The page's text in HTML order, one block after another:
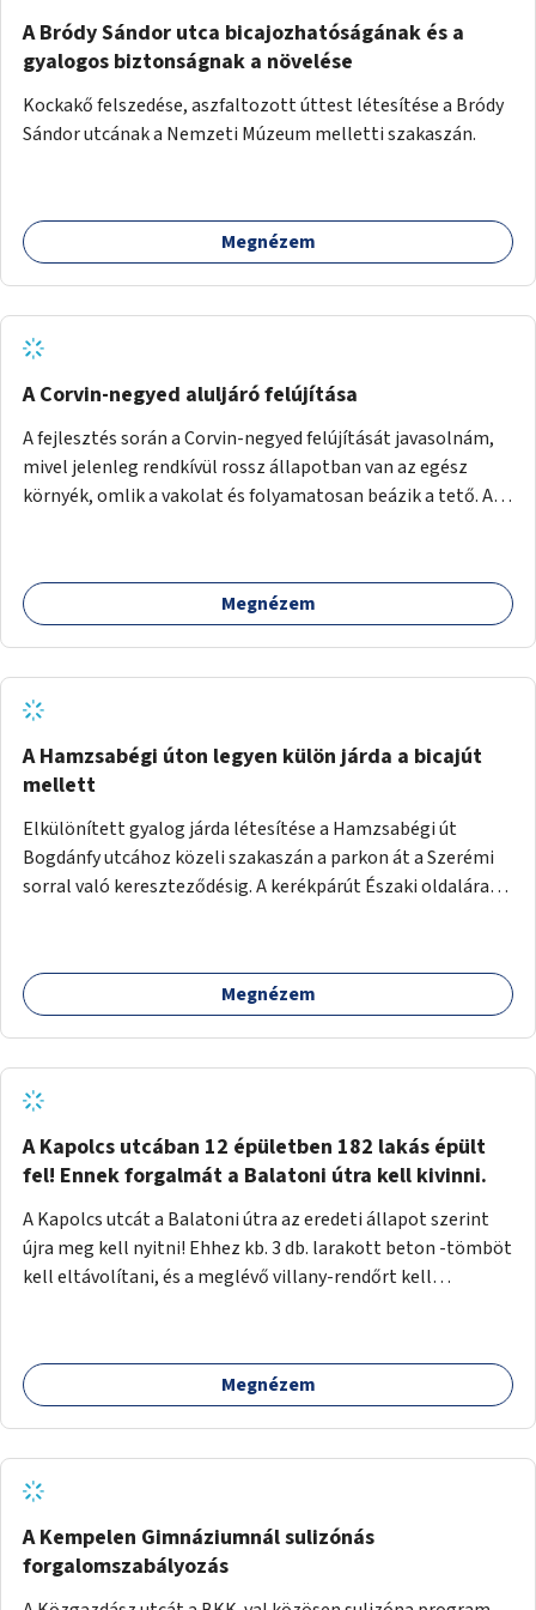
A Bródy Sándor utca bicajozhatóságának és a
gyalogos biztonságnak a növelése
Kockakő felszedése, aszfaltozott úttest létesítése a Bródy
Sándor utcának a Nemzeti Múzeum melletti szakaszán.
Megnézem
A Corvin-negyed aluljáró felújítása
A fejlesztés során a Corvin-negyed felújítását javasolnám,
mivel jelenleg rendkívül rossz állapotban van az egész
környék, omlik a vakolat és folyamatosan beázik a tető. A
WC-t, valamint térfigyelő kamerákat helyeznék el a
biztonságos környezet megteremtéséért.
Megnézem
A Hamzsabégi úton legyen külön járda a bicajút
mellett
Elkülönített gyalog járda létesítése a Hamzsabégi út
Bogdánfy utcához közeli szakaszán a parkon át a Szerémi
sorral való kereszteződésig. A kerékpárút Északi oldalára
(de szinTben nem, mert sötétben a kivilágítatlan
szakaszon könnyű lenne elesni a peremben). Még jobb
zötyögőssége elriassza a bringásokat a járdán
szálguldástól.
Megnézem
A Kapolcs utcában 12 épületben 182 lakás épült
fel! Ennek forgalmát a Balatoni útra kell kivinni.
A Kapolcs utcát a Balatoni útra az eredeti állapot szerint
újra meg kell nyitni! Ehhez kb. 3 db. larakott beton -tömböt
kell eltávolítani, és a meglévő villany-rendőrt kell
lakásban élőknek, hogy a személyautójukkal
biztonságosan és egyszerűbben közlekedhessenek. A
Megnézem
A Kempelen Gimnáziumnál sulizónás
forgalomszabályozás